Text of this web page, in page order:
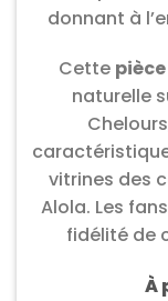
donnant à
Cette
naturelle
vitrines des
Alola. Les
fidélité de
À